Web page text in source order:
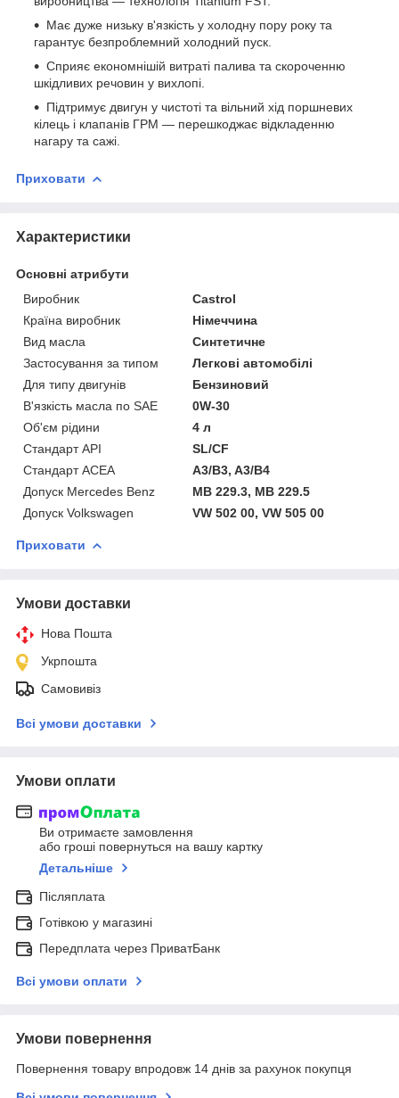
Має дуже низьку в'язкість у холодну пору року та
гарантує безпроблемний холодний пуск.
Сприяє економнішій витраті палива та скороченню
шкідливих речовин у вихлопі.
Підтримує двигун у чистоті та вільний хід поршневих
кілець і клапанів ГРМ — перешкоджає відкладенню
нагару та сажі.
Приховати
Характеристики
Основні атрибути
Виробник
Castrol
Країна виробник
Німеччина
Вид масла
Синтетичне
Застосування за типом
Легкові автомобілі
Для типу двигунів
Бензиновий
В'язкість масла по SAE
0W-30
Об'єм рідини
4 л
Стандарт API
SL/CF
Стандарт ACEA
A3/B3, A3/B4
Допуск Mercedes Benz
MB 229.3, MB 229.5
Допуск Volkswagen
VW 502 00, VW 505 00
Приховати
Умови доставки
Нова Пошта
Укрпошта
Самовивіз
Всі умови доставки
Умови оплати
Ви отримаєте замовлення
або гроші повернуться на вашу картку
Детальніше
Післяплата
Готівкою у магазині
Передплата через ПриватБанк
Всі умови оплати
Умови повернення
Повернення товару впродовж 14 днів за рахунок покупця